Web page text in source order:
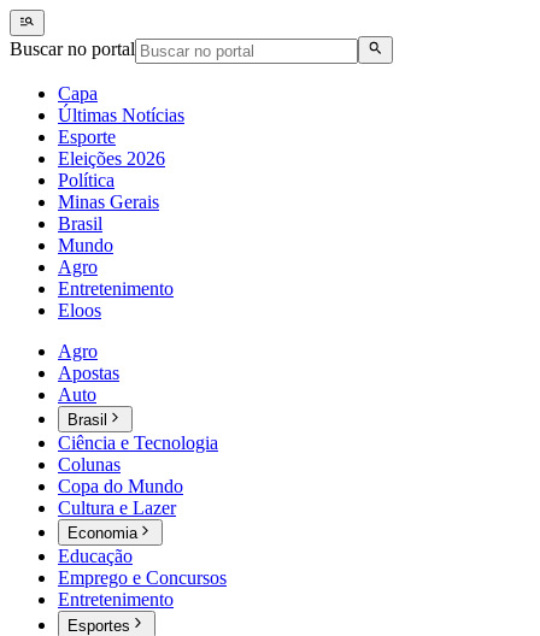
Buscar no portal
Capa
Últimas Notícias
Esporte
Eleições 2026
Política
Minas Gerais
Brasil
Mundo
Agro
Entretenimento
Eloos
Agro
Apostas
Auto
Brasil
Ciência e Tecnologia
Colunas
Copa do Mundo
Cultura e Lazer
Economia
Educação
Emprego e Concursos
Entretenimento
Esportes